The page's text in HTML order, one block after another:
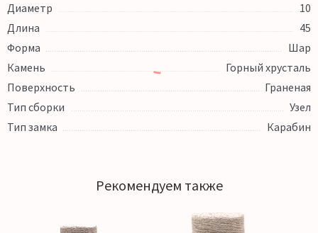
Диаметр
10
Длина
45
Форма
Шар
Камень
Горный хрусталь
Поверхность
Граненая
Тип сборки
Узел
Тип замка
Карабин
Рекомендуем также